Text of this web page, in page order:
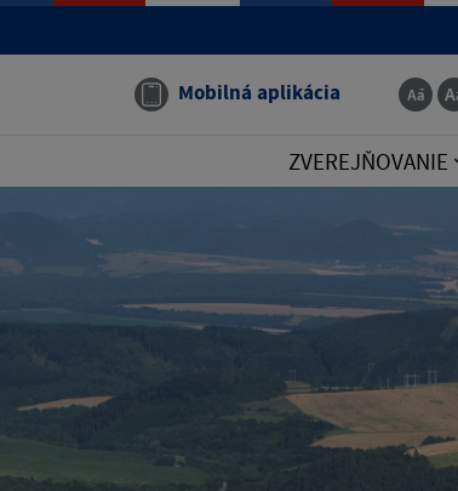
Mobilná aplikácia
ZVEREJŇOVANIE